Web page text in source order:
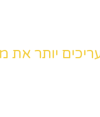
יותר את